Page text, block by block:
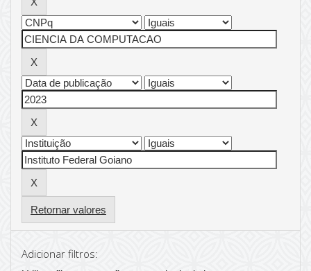
Retornar valores
Adicionar filtros: